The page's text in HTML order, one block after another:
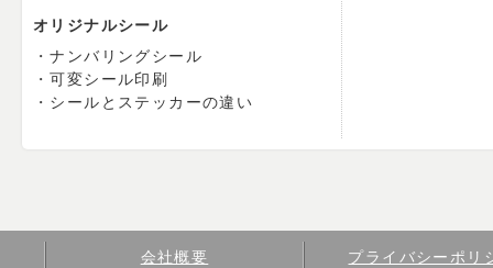
オリジナルシール
ナンバリングシール
可変シール印刷
シールとステッカーの違い
会社概要 プライバシーポリ